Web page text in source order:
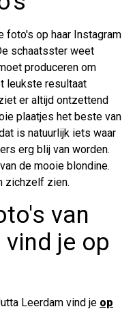
foto's op haar Instagram
schaatsster weet
produceren om
leukste resultaat
er altijd ontzettend
plaatjes het beste van
is natuurlijk iets waar
erg blij van worden.
de mooie blondine.
zichzelf zien.
van
je op
Leerdam vind je op